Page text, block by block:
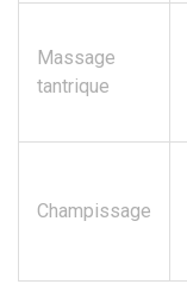
Massage
tantrique
Champissage